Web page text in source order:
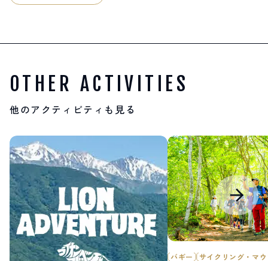
OTHER ACTIVITIES
他のアクティビティも見る
バギー
サイクリング・マ